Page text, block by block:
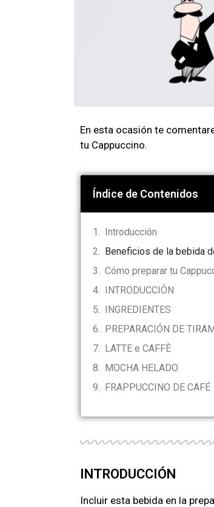
En esta ocasión te
tu Cappuccino.
Índice de Contenidos
Introducción
Beneficios de la bebida
Cómo preparar tu
INTRODUCCIÓN
INGREDIENTES
PREPARACIÓN DE
LATTE e CAFFÈ
MOCHA HELADO
FRAPPUCCINO DE CAFÉ
INTRODUCCIÓN
Incluir esta bebida en la